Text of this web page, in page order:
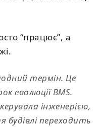
“працює”, а
термін. Це
еволюції BMS.
інженерією,
переходить